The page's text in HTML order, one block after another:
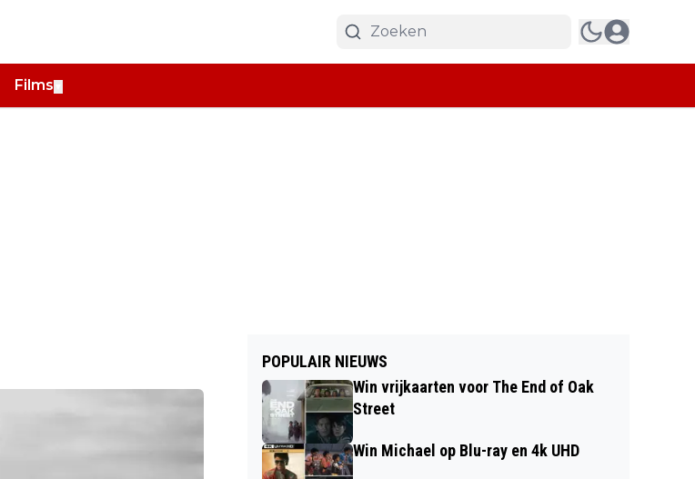
Films
POPULAIR NIEUWS
Win vrijkaarten voor The End of Oak
Street
Win Michael op Blu-ray en 4k UHD